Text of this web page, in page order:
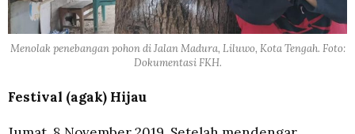
Menolak penebangan pohon di Jalan Madura, Liluwo, Kota Tengah. Foto:
Dokumentasi FKH.
Festival (agak) Hijau